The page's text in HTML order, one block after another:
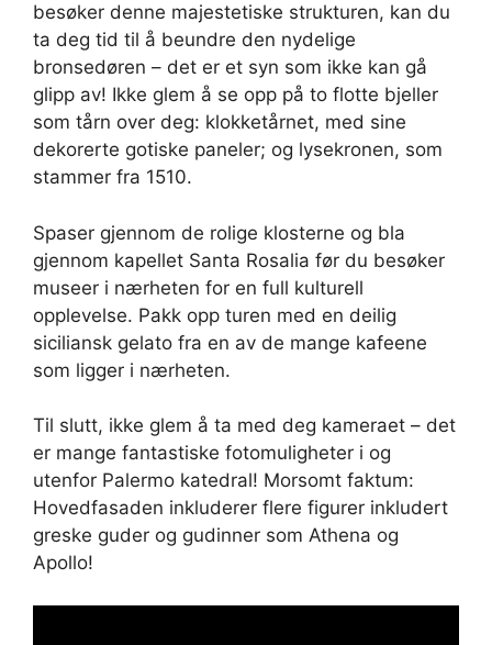
besøker denne majestetiske strukturen, kan du
ta deg tid til å beundre den nydelige
bronsedøren – det er et syn som ikke kan gå
glipp av! Ikke glem å se opp på to flotte bjeller
som tårn over deg: klokketårnet, med sine
dekorerte gotiske paneler; og lysekronen, som
stammer fra 1510.
Spaser gjennom de rolige klosterne og bla
gjennom kapellet Santa Rosalia før du besøker
museer i nærheten for en full kulturell
opplevelse. Pakk opp turen med en deilig
siciliansk gelato fra en av de mange kafeene
som ligger i nærheten.
Til slutt, ikke glem å ta med deg kameraet – det
er mange fantastiske fotomuligheter i og
utenfor Palermo katedral! Morsomt faktum:
Hovedfasaden inkluderer flere figurer inkludert
greske guder og gudinner som Athena og
Apollo!